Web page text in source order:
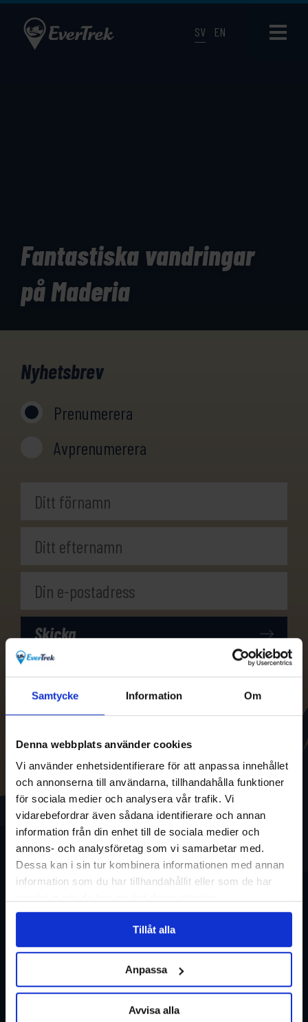
Samtycke Information Om
Denna webbplats använder cookies
Vi använder enhetsidentifierare för att anpassa innehållet
och annonserna till användarna, tillhandahålla funktioner
för sociala medier och analysera vår trafik. Vi
vidarebefordrar även sådana identifierare och annan
information från din enhet till de sociala medier och
annons- och analysföretag som vi samarbetar med.
Dessa kan i sin tur kombinera informationen med annan
information som du har tillhandahållit eller som de har
Tillåt alla
Anpassa
Avvisa alla
SV EN
Fantastiska vandringar
på Maderia
Nyhetsbrev
Prenumerera
Avprenumerera
Restyper
Om oss
Boka och res tryggt med
EverTrek
Grupp & Konferens
Kontakta oss